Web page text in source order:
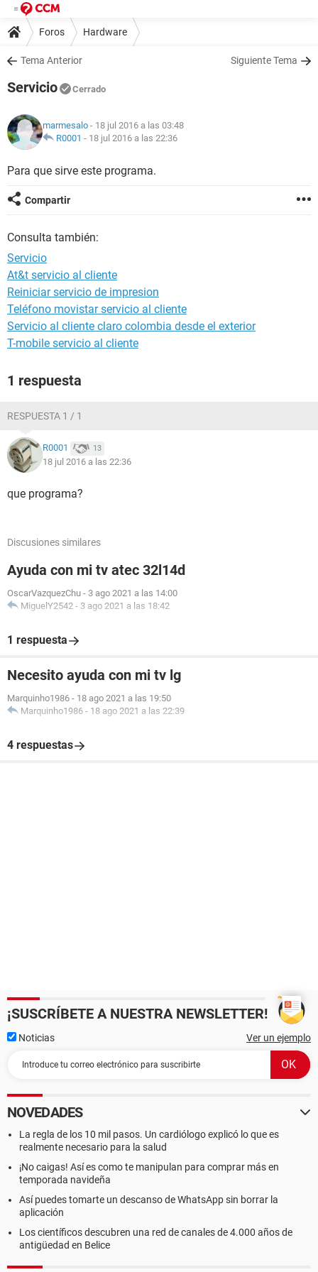
Foros Hardware
Tema Anterior Siguiente Tema
Servicio Cerrado
marmesalo - 18 jul 2016 a las 03:48
R0001 - 18 jul 2016 a las 22:36
Para que sirve este programa.
Compartir
Consulta también:
Servicio
At&t servicio al cliente
Reiniciar servicio de impresion
Teléfono movistar servicio al cliente
Servicio al cliente claro colombia desde el exterior
T-mobile servicio al cliente
1 respuesta
RESPUESTA 1 / 1
R0001 13
18 jul 2016 a las 22:36
que programa?
Discusiones similares
Ayuda con mi tv atec 32l14d
OscarVazquezChu - 3 ago 2021 a las 14:00
MiguelY2542 - 3 ago 2021 a las 18:42
1 respuesta
Necesito ayuda con mi tv lg
Marquinho1986 - 18 ago 2021 a las 19:50
Marquinho1986 - 18 ago 2021 a las 22:39
4 respuestas
¡SUSCRÍBETE A NUESTRA NEWSLETTER!
Noticias Ver un ejemplo
NOVEDADES
La regla de los 10 mil pasos. Un cardiólogo explicó lo que es
realmente necesario para la salud
¡No caigas! Así es como te manipulan para comprar más en
temporada navideña
Así puedes tomarte un descanso de WhatsApp sin borrar la
aplicación
Los científicos descubren una red de canales de 4.000 años de
antigüedad en Belice